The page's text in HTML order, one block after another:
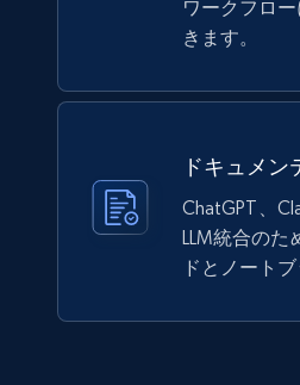
Ikea - Products
Description, In stock, Color,
count, Main image, Category
eCommerce
151+
ワークフロ
きます。
ドキュメン
ChatGPT、
LLM統合のた
ドとノートブ